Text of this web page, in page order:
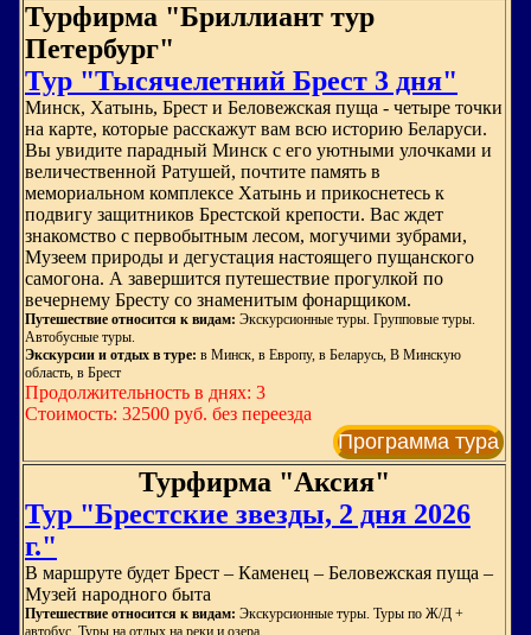
Турфирма "Бриллиант тур
Петербург"
Тур "Тысячелетний Брест 3 дня"
Минск, Хатынь, Брест и Беловежская пуща - четыре точки
на карте, которые расскажут вам всю историю Беларуси.
Вы увидите парадный Минск с его уютными улочками и
величественной Ратушей, почтите память в
мемориальном комплексе Хатынь и прикоснетесь к
подвигу защитников Брестской крепости. Вас ждет
знакомство с первобытным лесом, могучими зубрами,
Музеем природы и дегустация настоящего пущанского
самогона. А завершится путешествие прогулкой по
вечернему Бресту со знаменитым фонарщиком.
Путешествие относится к видам: Экскурсионные туры. Групповые туры.
Автобусные туры.
Экскурсии и отдых в туре: в Минск, в Европу, в Беларусь, В Минскую
область, в Брест
Продолжительность в днях: 3
Стоимость: 32500 руб. без переезда
Программа тура
Турфирма "Аксия"
Тур "Брестские звезды, 2 дня 2026
г."
В маршруте будет Брест – Каменец – Беловежская пуща –
Музей народного быта
Путешествие относится к видам: Экскурсионные туры. Туры по Ж/Д +
автобус. Туры на отдых на реки и озера.